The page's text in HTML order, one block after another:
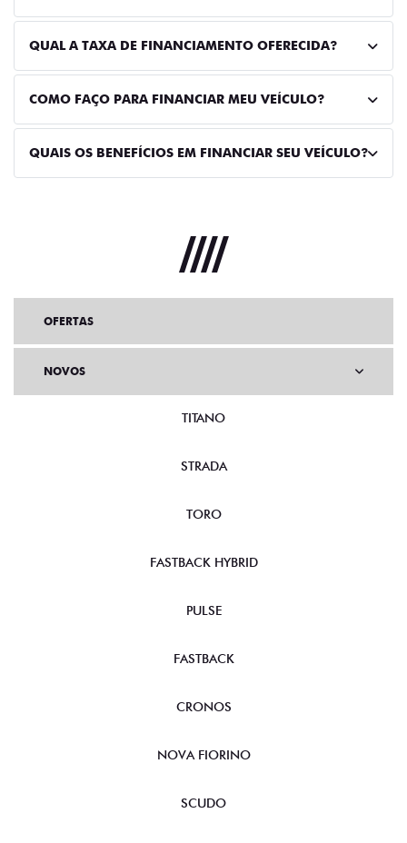
QUAL A TAXA DE FINANCIAMENTO OFERECIDA?
COMO FAÇO PARA FINANCIAR MEU VEÍCULO?
QUAIS OS BENEFÍCIOS EM FINANCIAR SEU VEÍCULO?
OFERTAS
NOVOS
TITANO
STRADA
TORO
FASTBACK HYBRID
PULSE
FASTBACK
CRONOS
NOVA FIORINO
SCUDO